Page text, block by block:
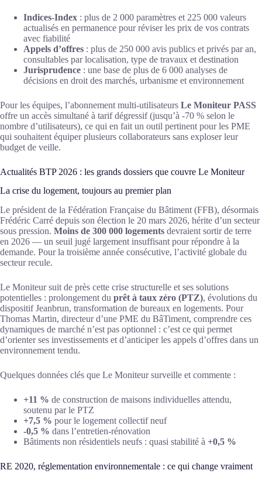
Indices-Index : plus de 2 000 paramètres et 225 000 valeurs
actualisés en permanence pour réviser les prix de vos contrats
avec fiabilité
Appels d’offres : plus de 250 000 avis publics et privés par an,
consultables par localisation, type de travaux et destination
Jurisprudence : une base de plus de 6 000 analyses de
décisions en droit des marchés, urbanisme et environnement
Pour les équipes, l’abonnement multi-utilisateurs Le Moniteur PASS
offre un accès simultané à tarif dégressif (jusqu’à -70 % selon le
nombre d’utilisateurs), ce qui en fait un outil pertinent pour les PME
qui souhaitent équiper plusieurs collaborateurs sans exploser leur
budget de veille.
Actualités BTP 2026 : les grands dossiers que couvre Le Moniteur
La crise du logement, toujours au premier plan
Le président de la Fédération Française du Bâtiment (FFB), désormais
Frédéric Carré depuis son élection le 20 mars 2026, hérite d’un secteur
sous pression. Moins de 300 000 logements devraient sortir de terre
en 2026 — un seuil jugé largement insuffisant pour répondre à la
demande. Pour la troisième année consécutive, l’activité globale du
secteur recule.
Le Moniteur suit de près cette crise structurelle et ses solutions
potentielles : prolongement du prêt à taux zéro (PTZ), évolutions du
dispositif Jeanbrun, transformation de bureaux en logements. Pour
Thomas Martin, directeur d’une PME du BâTiment, comprendre ces
dynamiques de marché n’est pas optionnel : c’est ce qui permet
d’orienter ses investissements et d’anticiper les appels d’offres dans un
environnement tendu.
Quelques données clés que Le Moniteur surveille et commente :
+11 % de construction de maisons individuelles attendu,
soutenu par le PTZ
+7,5 % pour le logement collectif neuf
-0,5 % dans l’entretien-rénovation
Bâtiments non résidentiels neufs : quasi stabilité à +0,5 %
RE 2020, réglementation environnementale : ce qui change vraiment